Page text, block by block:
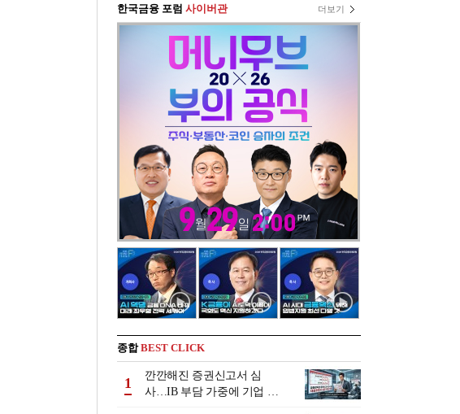
한국금융 포럼 사이버관 더보기
종합BEST CLICK
1
깐깐해진 증권신고서 심
사…IB 부담 가중에 기업 자